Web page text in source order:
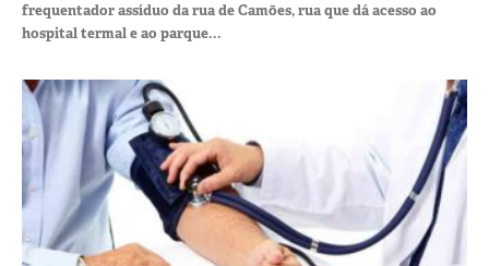
frequentador assíduo da rua de Camões, rua que dá acesso ao
hospital termal e ao parque...